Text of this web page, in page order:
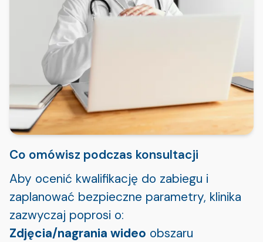
Co omówisz podczas konsultacji
Aby ocenić kwalifikację do zabiegu i
zaplanować bezpieczne parametry, klinika
zazwyczaj poprosi o:
Zdjęcia/nagrania wideo obszaru